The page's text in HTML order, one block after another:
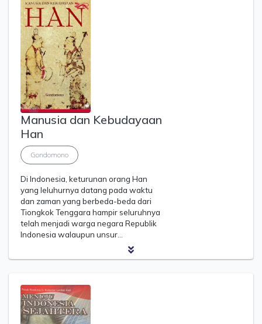
Manusia dan Kebudayaan
Han
Gondomono
Di Indonesia, keturunan orang Han
yang leluhurnya datang pada waktu
dan zaman yang berbeda-beda dari
Tiongkok Tenggara hampir seluruhnya
telah menjadi warga negara Republik
Indonesia walaupun unsur…